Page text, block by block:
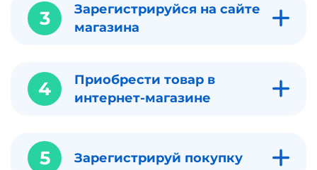
3
Зарегистрируйся на сайте
магазина
4
Приобрести товар в
интернет-магазине
5 Зарегистрируй покупку